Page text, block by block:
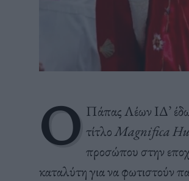
Ο Πάπας Λέων ΙΔ’
τίτλοMagnifica
προσώπου στην
καταλύτη για να φωτιστούν